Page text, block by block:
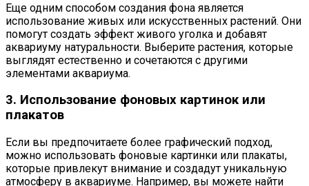
Еще одним способом создания фона является
использование живых или искусственных растений. Они
помогут создать эффект живого уголка и добавят
аквариуму натуральности. Выберите растения, которые
выглядят естественно и сочетаются с другими
элементами аквариума.
3. Использование фоновых картинок или
плакатов
Если вы предпочитаете более графический подход,
можно использовать фоновые картинки или плакаты,
которые привлекут внимание и создадут уникальную
атмосферу в аквариуме. Например, вы можете найти